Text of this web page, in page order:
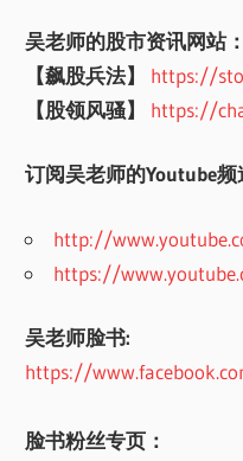
吴老师的股市资讯网站：
【飙股兵法】
https://
【股领风骚】
https://
订阅吴老师的Youtube频
http://
https://
吴老师脸书:
https://
脸书粉丝专页：